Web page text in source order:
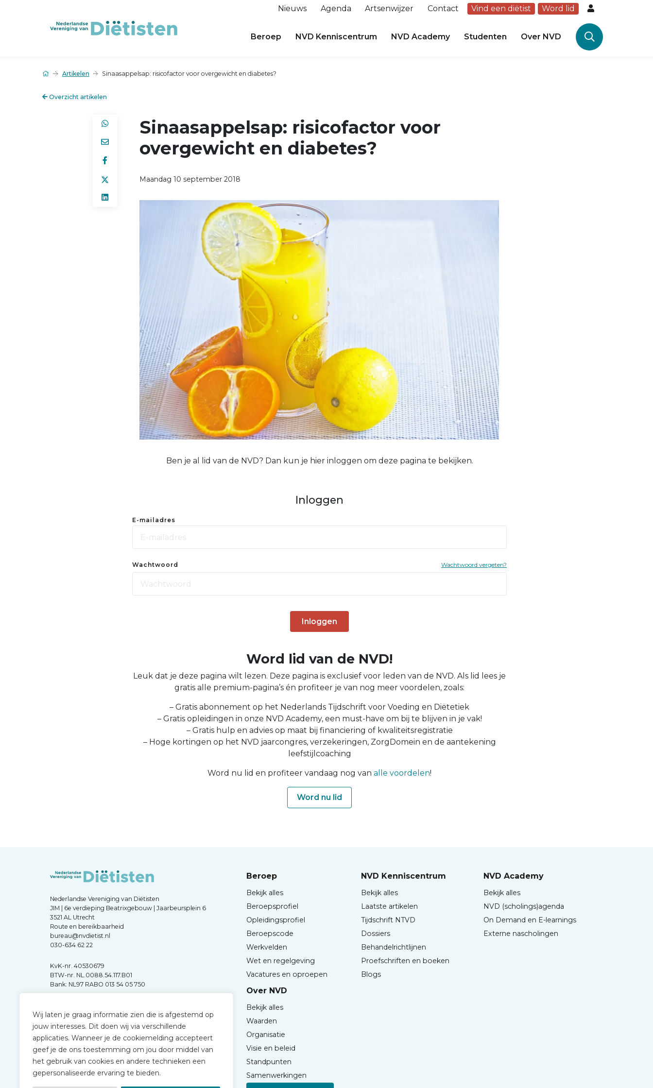
Wij laten je graag informatie zien die is afgestemd op
jouw interesses. Dit doen wij via verschillende
applicaties. Wanneer je de cookiemelding accepteert
geef je de ons toestemming om jou door middel van
het gebruik van cookies en andere technieken een
gepersonaliseerde ervaring te bieden.
Nieuws Agenda Artsenwijzer Contact Vind een diëtist Word lid
Beroep NVD Kenniscentrum NVD Academy Studenten Over NVD
Artikelen Sinaasappelsap: risicofactor voor overgewicht en diabetes?
Overzicht artikelen
Sinaasappelsap: risicofactor voor
overgewicht en diabetes?
Maandag 10 september 2018
Ben je al lid van de NVD? Dan kun je hier inloggen om deze pagina te bekijken.
Inloggen
E-mailadres
Wachtwoord Wachtwoord vergeten?
Inloggen
Word lid van de NVD!
Leuk dat je deze pagina wilt lezen. Deze pagina is exclusief voor leden van de NVD. Als lid lees je
gratis alle premium-pagina’s én profiteer je van nog meer voordelen, zoals:
– Gratis abonnement op het Nederlands Tijdschrift voor Voeding en Diëtetiek
– Gratis opleidingen in onze NVD Academy, een must-have om bij te blijven in je vak!
– Gratis hulp en advies op maat bij financiering of kwaliteitsregistratie
– Hoge kortingen op het NVD jaarcongres, verzekeringen, ZorgDomein en de aantekening
leefstijlcoaching
Word nu lid en profiteer vandaag nog van alle voordelen!
Word nu lid
Nederlandse Vereniging van Diëtisten
JIM | 6e verdieping Beatrixgebouw | Jaarbeursplein 6
3521 AL Utrecht
Route en bereikbaarheid
bureau@nvdietist.nl
030-634 62 22
KvK-nr. 40530679
BTW-nr. NL.0088.54.117.B01
Bank: NL97 RABO 013 54 05 750
Beroep
Bekijk alles
Beroepsprofiel
Opleidingsprofiel
Beroepscode
Werkvelden
Wet en regelgeving
Vacatures en oproepen
NVD Kenniscentrum
Bekijk alles
Laatste artikelen
Tijdschrift NTVD
Dossiers
Behandelrichtlijnen
Proefschriften en boeken
Blogs
NVD Academy
Bekijk alles
NVD (scholings)agenda
On Demand en E-learnings
Externe nascholingen
Over NVD
Bekijk alles
Waarden
Organisatie
Visie en beleid
Standpunten
Samenwerkingen